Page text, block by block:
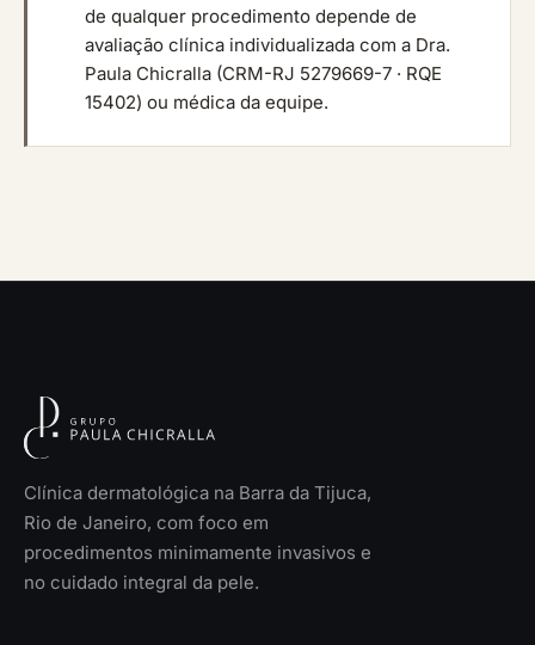
de qualquer procedimento depende de
avaliação clínica individualizada com a Dra.
Paula Chicralla (CRM-RJ 5279669-7 · RQE
15402) ou médica da equipe.
Clínica dermatológica na Barra da Tijuca,
Rio de Janeiro, com foco em
procedimentos minimamente invasivos e
no cuidado integral da pele.